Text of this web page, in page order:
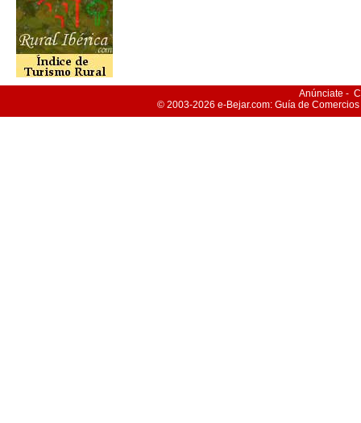
Anúnciate -
© 2003-2026 e-Bejar.com: Guía de